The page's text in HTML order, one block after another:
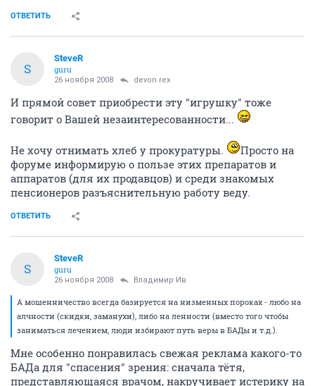
ОТВЕТИТЬ
S
SteveR
guru
26 ноября 2008 devon rex
И прямой совет приобрести эту "игрушку" тоже
говорит о Вашей незаинтересованности...
Не хочу отнимать хлеб у прокуратуры.
Просто на
форуме информирую о пользе этих препаратов и
аппаратов (для их продавцов) и среди знакомых
пенсионеров разъяснительную работу веду.
ОТВЕТИТЬ
S
SteveR
guru
26 ноября 2008 Владимир Ив
А мошенничество всегда базируется на низменных пороках - любо на
алчности (скидки, заманухи), либо на ленности (вместо того чтобы
заниматься лечением, люди избирают путь веры в БАДы и т.д.).
Мне особенно понравилась свежая реклама какого-то
БАДа для "спасения" зрения: сначала тётя,
представляющаяся врачом, накручивает истерику на